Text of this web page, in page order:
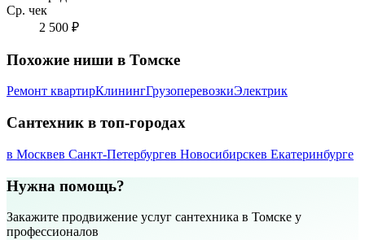
Ср. чек
2 500 ₽
Похожие ниши в Томске
Ремонт квартирКлинингГрузоперевозкиЭлектрик
Сантехник в топ-городах
в Москвев Санкт-Петербургев Новосибирскев Екатеринбурге
Нужна помощь?
Закажите продвижение услуг сантехника в Томске у
профессионалов